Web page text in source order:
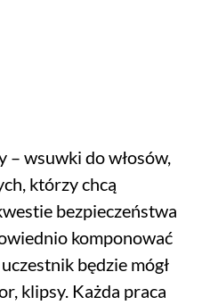
wsuwki do włosów,
którzy chcą
bezpieczeństwa
komponować
będzie mógł
klipsy. Każda praca